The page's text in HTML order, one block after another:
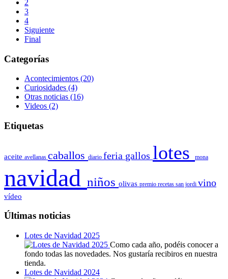
2
3
4
Siguiente
Final
Categorías
Acontecimientos (20)
Curiosidades (4)
Otras noticias (16)
Videos (2)
Etiquetas
aceite avellanas caballos diario feria gallos lotes mona
navidad niños olivas premio recetas san jordi vino
vídeo
Últimas noticias
Lotes de Navidad 2025
Como cada año, podéis conocer a
fondo todas las novedades. Nos gustaría recibiros en nuestra
tienda.
Lotes de Navidad 2024